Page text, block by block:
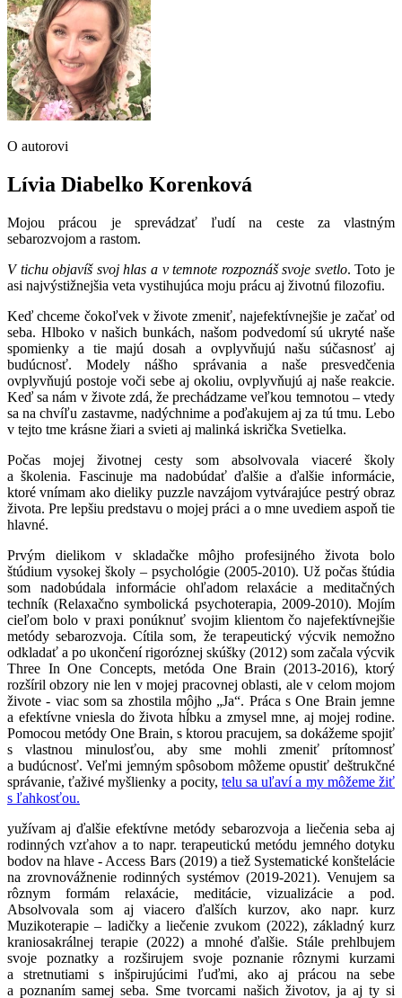
O autorovi
Lívia Diabelko Korenková
Mojou prácou je sprevádzať ľudí na ceste za vlastným
sebarozvojom a rastom.
V tichu objavíš svoj hlas a v temnote rozpoznáš svoje svetlo. Toto je
asi najvýstižnejšia veta vystihujúca moju prácu aj životnú filozofiu.
Keď chceme čokoľvek v živote zmeniť, najefektívnejšie je začať od
seba. Hlboko v našich bunkách, našom podvedomí sú ukryté naše
spomienky a tie majú dosah a ovplyvňujú našu súčasnosť aj
budúcnosť. Modely nášho správania a naše presvedčenia
ovplyvňujú postoje voči sebe aj okoliu, ovplyvňujú aj naše reakcie.
Keď sa nám v živote zdá, že prechádzame veľkou temnotou – vtedy
sa na chvíľu zastavme, nadýchnime a poďakujem aj za tú tmu. Lebo
v tejto tme krásne žiari a svieti aj malinká iskrička Svetielka.
Počas mojej životnej cesty som absolvovala viaceré školy
a školenia. Fascinuje ma nadobúdať ďalšie a ďalšie informácie,
ktoré vnímam ako dieliky puzzle navzájom vytvárajúce pestrý obraz
života. Pre lepšiu predstavu o mojej práci a o mne uvediem aspoň tie
hlavné.
Prvým dielikom v skladačke môjho profesijného života bolo
štúdium vysokej školy – psychológie (2005-2010). Už počas štúdia
som nadobúdala informácie ohľadom relaxácie a meditačných
techník (Relaxačno symbolická psychoterapia, 2009-2010). Mojím
cieľom bolo v praxi ponúknuť svojim klientom čo najefektívnejšie
metódy sebarozvoja. Cítila som, že terapeutický výcvik nemožno
odkladať a po ukončení rigoróznej skúšky (2012) som začala výcvik
Three In One Concepts, metóda One Brain (2013-2016), ktorý
rozšíril obzory nie len v mojej pracovnej oblasti, ale v celom mojom
živote - viac som sa zhostila môjho „Ja“. Práca s One Brain jemne
a efektívne vniesla do života hĺbku a zmysel mne, aj mojej rodine.
Pomocou metódy One Brain, s ktorou pracujem, sa dokážeme spojiť
s vlastnou minulosťou, aby sme mohli zmeniť prítomnosť
a budúcnosť. Veľmi jemným spôsobom môžeme opustiť deštrukčné
správanie, ťaživé myšlienky a pocity, telu sa uľaví a my môžeme žiť
s ľahkosťou.
yužívam aj ďalšie efektívne metódy sebarozvoja a liečenia seba aj
rodinných vzťahov a to napr. terapeutickú metódu jemného dotyku
bodov na hlave - Access Bars (2019) a tiež Systematické konštelácie
na zrovnovážnenie rodinných systémov (2019-2021). Venujem sa
rôznym formám relaxácie, meditácie, vizualizácie a pod.
Absolvovala som aj viacero ďalších kurzov, ako napr. kurz
Muzikoterapie – ladičky a liečenie zvukom (2022), základný kurz
kraniosakrálnej terapie (2022) a mnohé ďalšie. Stále prehlbujem
svoje poznatky a rozširujem svoje poznanie rôznymi kurzami
a stretnutiami s inšpirujúcimi ľuďmi, ako aj prácou na sebe
a poznaním samej seba. Sme tvorcami našich životov, ja aj ty si